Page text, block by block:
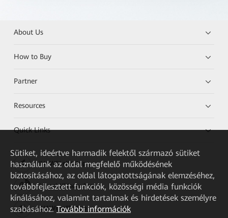
About Us
How to Buy
Partner
Resources
Quick Links
HUAWEI eKit App
Huawei HiKnow App
HUAWEI eFly App
Sütiket, ideértve harmadik felektől származó sütiket
használunk az oldal megfelelő működésének
biztosításához, az oldal látogatottságának elemzéséhez,
továbbfejlesztett funkciók, közösségi média funkciók
kínálásához, valamint tartalmak és hirdetések személyre
szabásához. További információk